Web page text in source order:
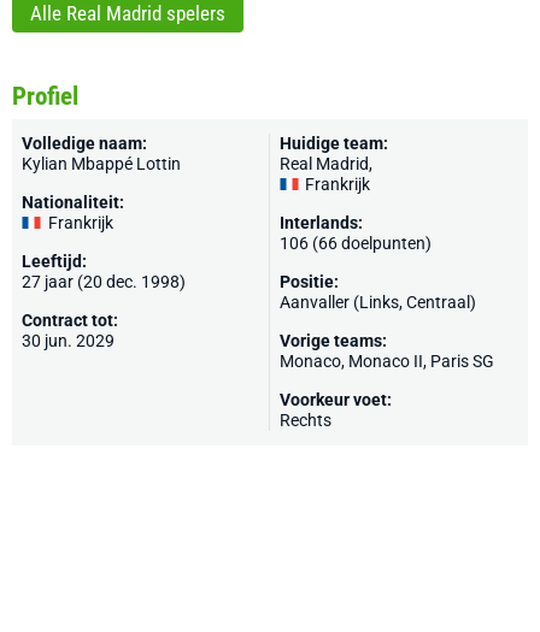
Alle Real Madrid spelers
Profiel
Volledige naam:
Kylian Mbappé Lottin
Nationaliteit:
Frankrijk
Leeftijd:
27 jaar (20 dec. 1998)
Contract tot:
30 jun. 2029
Huidige team:
Real Madrid,
Frankrijk
Interlands:
106 (66 doelpunten)
Positie:
Aanvaller (Links, Centraal)
Vorige teams:
Monaco, Monaco II, Paris SG
Voorkeur voet:
Rechts